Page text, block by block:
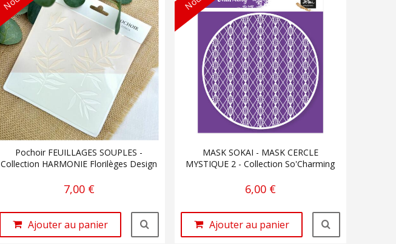
Pochoir FEUILLAGES SOUPLES -
Collection HARMONIE Florilèges Design
7,00 €
Ajouter au panier
MASK SOKAI - MASK CERCLE
MYSTIQUE 2 - Collection So'Charming
6,00 €
Ajouter au panier